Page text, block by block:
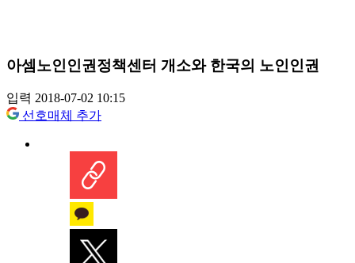
아셈노인인권정책센터 개소와 한국의 노인인권
입력 2018-07-02 10:15
선호매체 추가